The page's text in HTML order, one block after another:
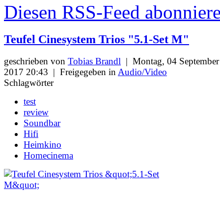
Diesen RSS-Feed
Teufel Cinesystem Trios "5.1-Set M"
geschrieben von Tobias Brandl | Montag, 04 September
2017 20:43 | Freigegeben in Audio/Video
Schlagwörter
test
review
Soundbar
Hifi
Heimkino
Homecinema